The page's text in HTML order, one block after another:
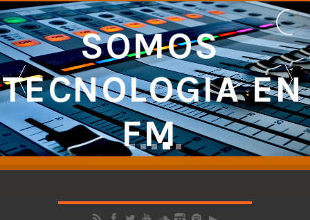
SOMOS
TECNOLOGIA EN
FM
NUESTRA SEÑAL CUBRE LA REGIÓN CENTRO DEL ECUADOR